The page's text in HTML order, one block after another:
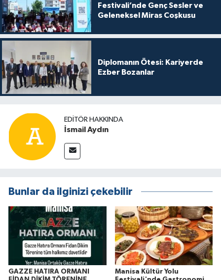
Festivali’nde Genç Sesler ve
Geleneksel Miras Coşkusu
Diplomanın Ötesi: Kariyerde
Ezber Bozanlar
EDITÖR HAKKINDA
İsmail Aydın
Bunlar da ilginizi çekebilir
GAZZE HATIRA ORMANI
Manisa Kültür Yolu